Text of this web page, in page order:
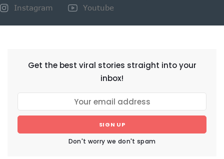
Instagram
Youtube
Get the best viral stories straight into your
inbox!
SIGN UP
Don't worry we don't spam